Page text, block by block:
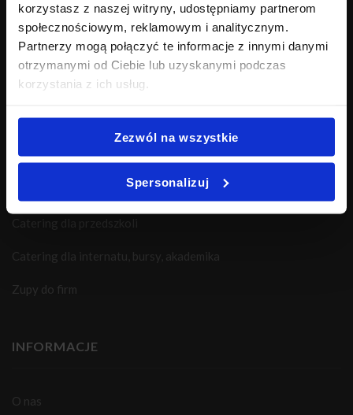
korzystasz z naszej witryny, udostępniamy partnerom
społecznościowym, reklamowym i analitycznym.
Partnerzy mogą połączyć te informacje z innymi danymi
otrzymanymi od Ciebie lub uzyskanymi podczas
korzystania z ich usług.
Zezwól na wszystkie
Spersonalizuj
Catering dla firm
Catering na eventy
Catering na szkolenia
Catering okolicznościowy
Śniadania biznesowe
Catering dla internatu, bursy, akademika
Zupy do firm
INFORMACJE
O nas